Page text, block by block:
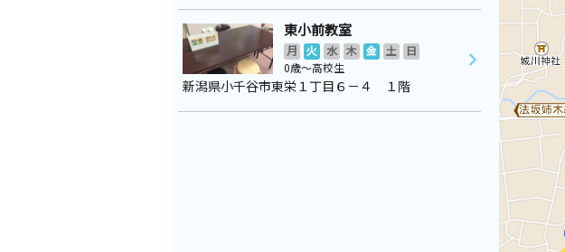
東小前教室
月 火 水 木 金 土
日
0歳～高校生
新潟県小千谷市東栄１丁目６－４ １階